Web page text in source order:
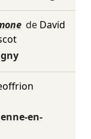
de David
en-